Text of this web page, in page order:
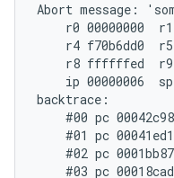
Abort message:
r0 00000000
r4 f70b6dd0
r8 ffffffed
ip 00000006
backtrace:
#00 pc
#01 pc
#02 pc
#03 pc